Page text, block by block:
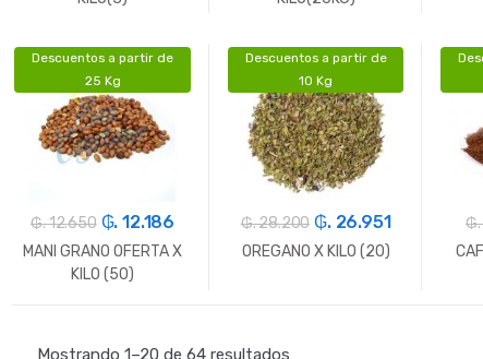
- Gr. + - Gr. + -
Descuentos a partir de
25 Kg
₲. 12.650 ₲. 12.186
MANI GRANO OFERTA X
KILO (50)
Descuentos a partir de
10 Kg
₲. 28.200 ₲. 26.951
OREGANO X KILO (20)
₲.
Mostrando 1–20 de 64 resultados